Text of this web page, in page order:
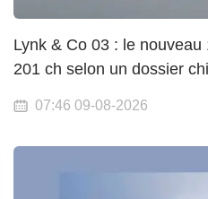
Lynk & Co 03 : le
201 ch selon un dossier
07:46 09-08-2026